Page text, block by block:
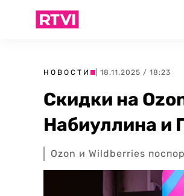
НОВОСТИ | 18.11.2025 / 18:23
Скидки на
Набиуллина и
Ozon и Wildberries